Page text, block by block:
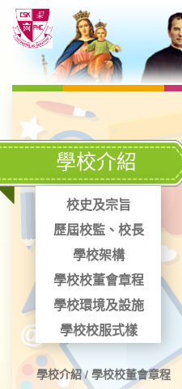
學校介紹
校史及宗旨
歷屆校監、校長
學校架構
學校校董會章程
學校環境及設施
學校校服式樣
學校介紹 / 學校校董會章程